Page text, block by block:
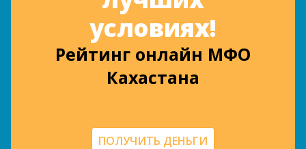
условиях!
Рейтинг онлайн МФО
Кахастана
ПОЛУЧИТЬ ДЕНЬГИ